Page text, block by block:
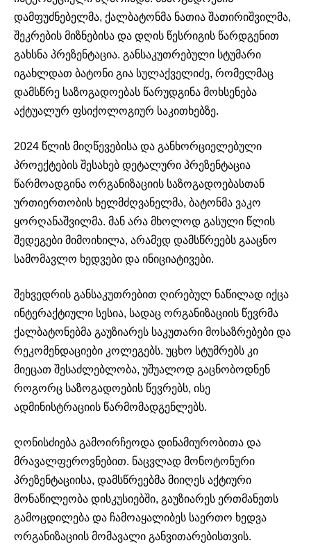
დამფუძნებელმა, ქალბატონმა ნათია შათირიშვილმა,
შეკრების მიზნებისა და დღის წესრიგის წარდგენით
გახსნა პრეზენტაცია. განსაკუთრებული სტუმარი
იგახლდათ ბატონი გია სულაქველიძე, რომელმაც
დამსწრე საზოგადოებას წარუდგინა მოხსენება
აქტუალურ ფსიქოლოგიურ საკითხებზე.
2024 წლის მიღწევებისა და განხორციელებული
პროექტების შესახებ დეტალური პრეზენტაცია
წარმოადგინა ორგანიზაციის საზოგადოებასთან
ურთიერთობის ხელმძღვანელმა, ბატონმა ვაკო
ყორღანაშვილმა. მან არა მხოლოდ გასული წლის
შედეგები მიმოიხილა, არამედ დამსწრეებს გააცნო
სამომავლო ხედვები და ინიციატივები.
შეხვედრის განსაკუთრებით ღირებულ ნაწილად იქცა
ინტერაქტიული სესია, სადაც ორგანიზაციის წევრმა
ქალბატონებმა გაუზიარეს საკუთარი მოსაზრებები და
რეკომენდაციები კოლეგებს. უცხო სტუმრებს კი
მიეცათ შესაძლებლობა, უშუალოდ გაცნობოდნენ
როგორც საზოგადოების წევრებს, ისე
ადმინისტრაციის წარმომადგენლებს.
ღონისძიება გამოირჩეოდა დინამიურობითა და
მრავალფეროვნებით. ნაცვლად მონოტონური
პრეზენტაციისა, დამსწრეებმა მიიღეს აქტიური
მონაწილეობა დისკუსიებში, გაუზიარეს ერთმანეთს
გამოცდილება და ჩამოაყალიბეს საერთო ხედვა
ორგანიზაციის მომავალი განვითარებისთვის.